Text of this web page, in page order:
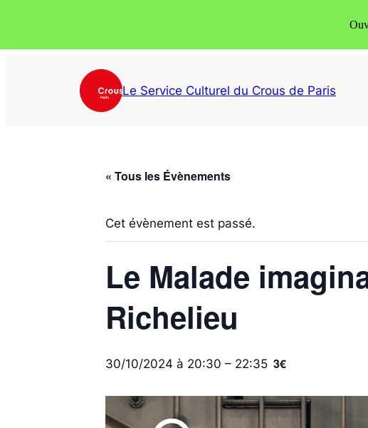
Le Service Culturel du Crous de Paris
« Tous les Évènements
Cet évènement est passé.
Le Malade
Richelieu
30/10/2024 à 20:30 – 22:35 3€